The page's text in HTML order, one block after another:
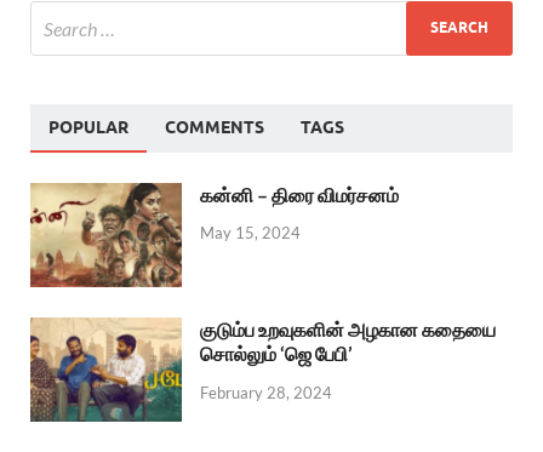
POPULAR COMMENTS TAGS
கன்னி – திரை விமர்சனம்
May 15, 2024
குடும்ப உறவுகளின் அழகான கதையை
சொல்லும் ‘ஜெ பேபி’
February 28, 2024